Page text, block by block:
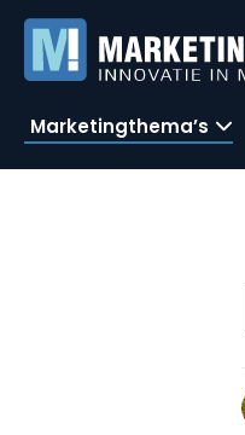
Marketingthema’s